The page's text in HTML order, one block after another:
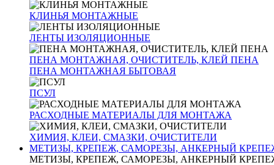
КЛИНЬЯ МОНТАЖНЫЕ
ЛЕНТЫ ИЗОЛЯЦИОННЫЕ
ПЕНА МОНТАЖНАЯ, ОЧИСТИТЕЛЬ, КЛЕЙ ПЕНА
ПЕНА МОНТАЖНАЯ БЫТОВАЯ
ПСУЛ
РАСХОДНЫЕ МАТЕРИАЛЫ ДЛЯ МОНТАЖА
ХИМИЯ, КЛЕИ, СМАЗКИ, ОЧИСТИТЕЛИ
МЕТИЗЫ, КРЕПЕЖ, САМОРЕЗЫ, АНКЕРНЫЙ
МЕТИЗЫ, КРЕПЕЖ, САМОРЕЗЫ, АНКЕРНЫЙ